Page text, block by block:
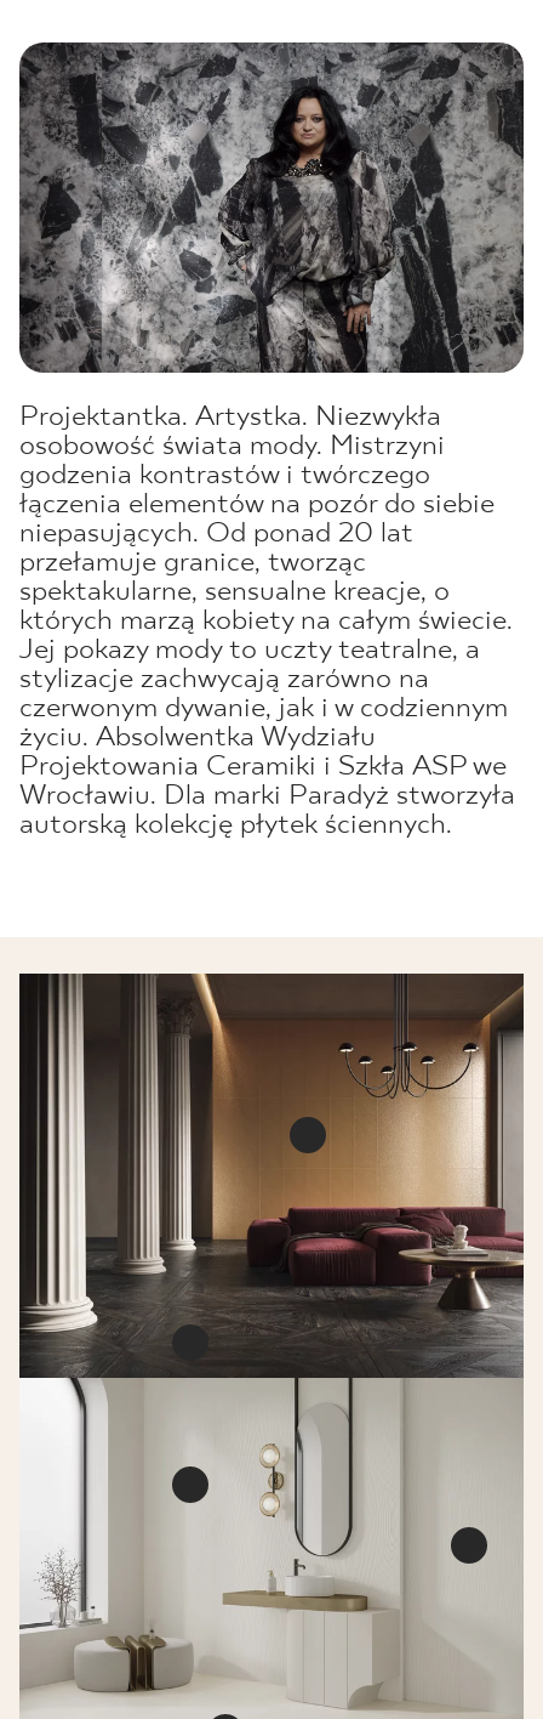
Projektantka. Artystka. Niezwykła
osobowość świata mody. Mistrzyni
godzenia kontrastów i twórczego
łączenia elementów na pozór do siebie
niepasujących. Od ponad 20 lat
przełamuje granice, tworząc
spektakularne, sensualne kreacje, o
których marzą kobiety na całym świecie.
Jej pokazy mody to uczty teatralne, a
stylizacje zachwycają zarówno na
czerwonym dywanie, jak i w codziennym
życiu. Absolwentka Wydziału
Projektowania Ceramiki i Szkła ASP we
Wrocławiu. Dla marki Paradyż stworzyła
autorską kolekcję płytek ściennych.
119,8 X 39,8 CM
Woodcore black mix
struktura mat.
PŁYTKA ŚCIENNO-